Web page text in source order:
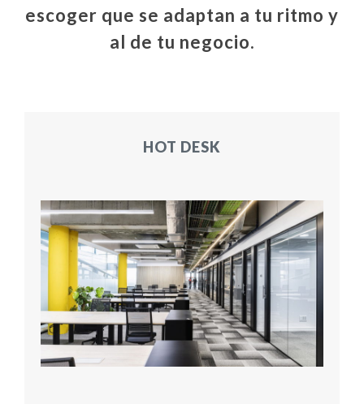
escoger que se adaptan a tu ritmo y
al de tu negocio.
HOT DESK